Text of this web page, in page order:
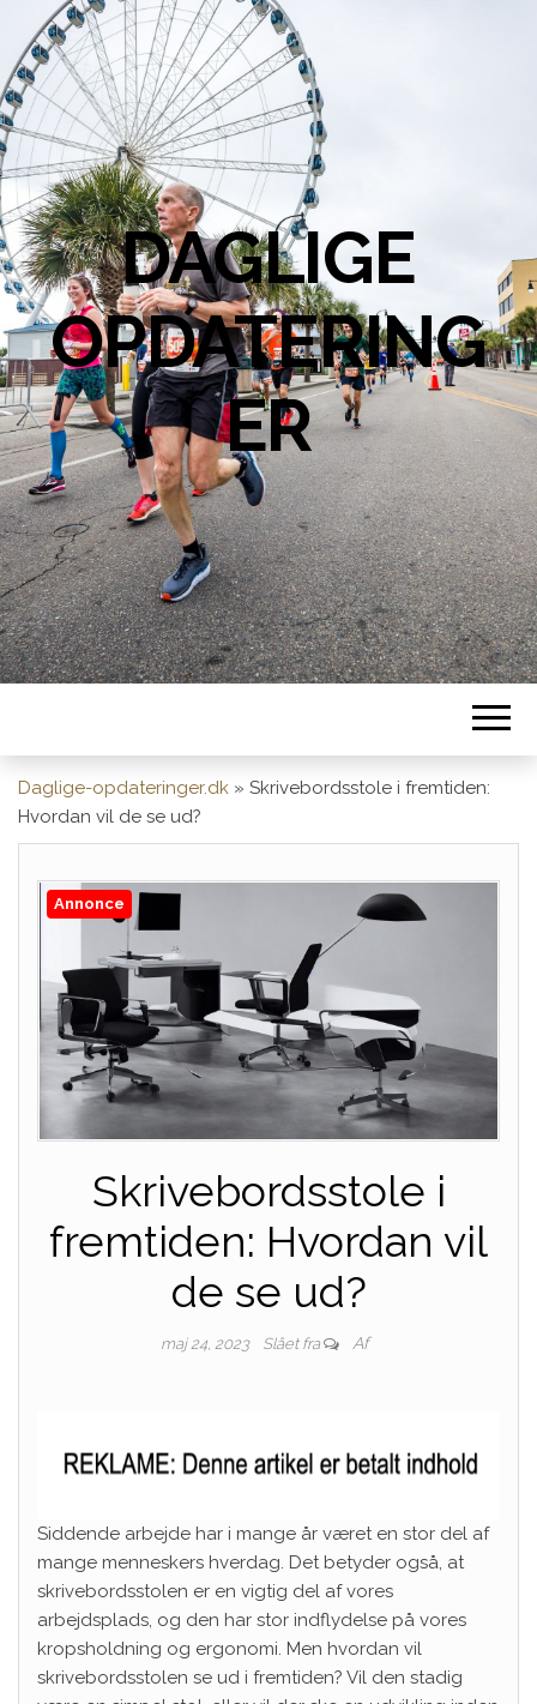
DAGLIGE
OPDATERING
ER
Daglige-opdateringer.dk » Skrivebordsstole i fremtiden:
Hvordan vil de se ud?
Annonce
Skrivebordsstole i
fremtiden: Hvordan vil
de se ud?
maj 24, 2023 Slået fra Af
Siddende arbejde har i mange år været en stor del af
mange menneskers hverdag. Det betyder også, at
skrivebordsstolen er en vigtig del af vores
arbejdsplads, og den har stor indflydelse på vores
kropsholdning og ergonomi. Men hvordan vil
skrivebordsstolen se ud i fremtiden? Vil den stadig